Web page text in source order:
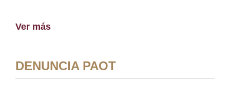
Ver más
DENUNCIA PAOT